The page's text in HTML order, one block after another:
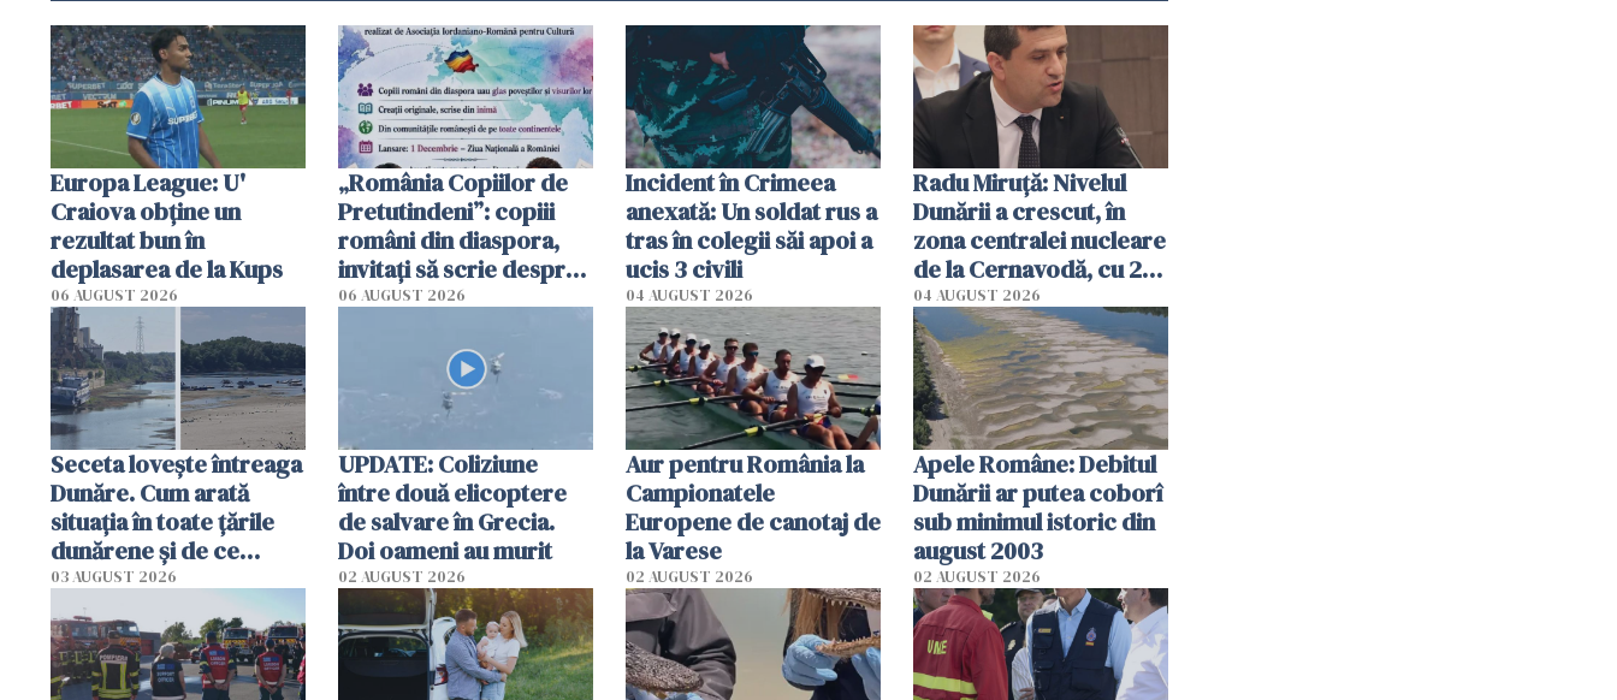
Europa League: U'
Craiova obține un
rezultat bun în
deplasarea de la Kups
06 AUGUST 2026
„România Copiilor de
Pretutindeni”: copiii
români din diaspora,
invitați să scrie despre
România într-un volum
06 AUGUST 2026
Incident în Crimeea
anexată: Un soldat rus a
tras în colegii săi apoi a
ucis 3 civili
04 AUGUST 2026
Radu Miruţă: Nivelul
Dunării a crescut, în
zona centralei nucleare
de la Cernavodă, cu 2
cm faţă de ziua trecută
04 AUGUST 2026
Seceta lovește întreaga
Dunăre. Cum arată
situația în toate țările
dunărene și de ce
România resimte
efectele, deși a plouat
în iulie
03 AUGUST 2026
UPDATE: Coliziune
între două elicoptere
de salvare în Grecia.
Doi oameni au murit
02 AUGUST 2026
Aur pentru România la
Campionatele
Europene de canotaj de
la Varese
02 AUGUST 2026
Apele Române: Debitul
Dunării ar putea coborî
sub minimul istoric din
august 2003
02 AUGUST 2026